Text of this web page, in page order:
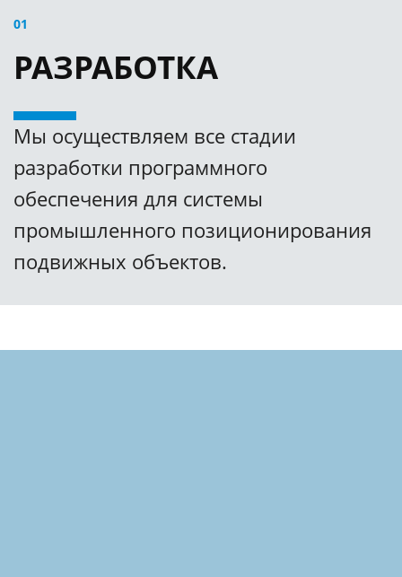
01
РАЗРАБОТКА
Мы осуществляем все стадии
разработки программного
обеспечения для системы
промышленного позиционирования
подвижных объектов.